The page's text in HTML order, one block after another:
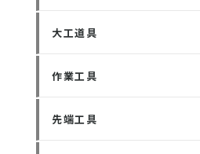
大工道具
作業工具
先端工具